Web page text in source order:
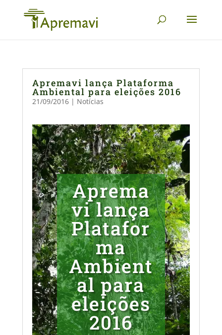
Apremavi lança Plataforma
Ambiental para eleições 2016
21/09/2016| Notícias
Aprema
vi lança
Platafor
ma
Ambient
al para
eleições
2016